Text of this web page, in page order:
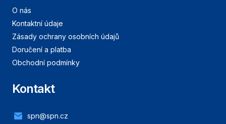
O nás
Kontaktní údaje
Zásady ochrany osobních údajů
Doručení a platba
Obchodní podmínky
Kontakt
spn@spn.cz